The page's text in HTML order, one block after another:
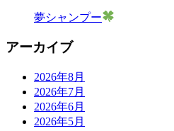
夢シャンプー
アーカイブ
2026年8月
2026年7月
2026年6月
2026年5月